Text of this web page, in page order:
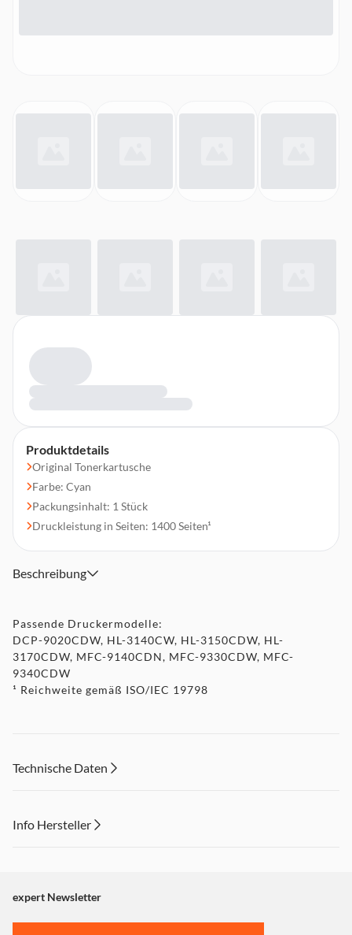
Produktdetails
Original Tonerkartusche
Farbe: Cyan
Packungsinhalt: 1 Stück
Druckleistung in Seiten: 1400 Seiten¹
Beschreibung
Passende Druckermodelle:
DCP-9020CDW, HL-3140CW, HL-3150CDW, HL-
3170CDW, MFC-9140CDN, MFC-9330CDW, MFC-
9340CDW
¹ Reichweite gemäß ISO/IEC 19798
Technische Daten
Info Hersteller
"Marketing".
Einstellungen anpassen
expert Newsletter